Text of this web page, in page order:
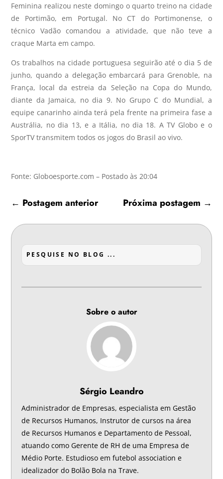
Feminina realizou neste domingo o quarto treino na cidade
de Portimão, em Portugal. No CT do Portimonense, o
técnico Vadão comandou a atividade, que não teve a
craque Marta em campo.
Os trabalhos na cidade portuguesa seguirão até o dia 5 de
junho, quando a delegação embarcará para Grenoble, na
França, local da estreia da Seleção na Copa do Mundo,
diante da Jamaica, no dia 9. No Grupo C do Mundial, a
equipe canarinho ainda terá pela frente na primeira fase a
Austrália, no dia 13, e a Itália, no dia 18. A TV Globo e o
SporTV transmitem todos os jogos do Brasil ao vivo.
Fonte: Globoesporte.com – Postado às 20:04
← Postagem anterior Próxima postagem →
Sobre o autor
Sérgio Leandro
Administrador de Empresas, especialista em Gestão
de Recursos Humanos, Instrutor de cursos na área
de Recursos Humanos e Departamento de Pessoal,
atuando como Gerente de RH de uma Empresa de
Médio Porte. Estudioso em futebol association e
idealizador do Bolão Bola na Trave.